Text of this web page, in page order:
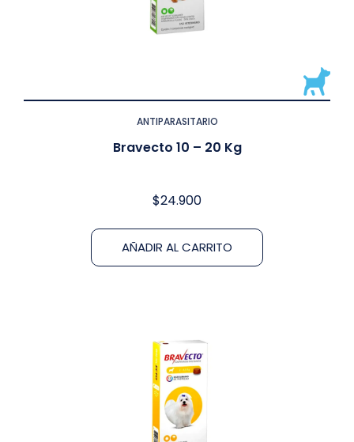
ANTIPARASITARIO
Bravecto 10 – 20 Kg
$24.900
AÑADIR AL CARRITO